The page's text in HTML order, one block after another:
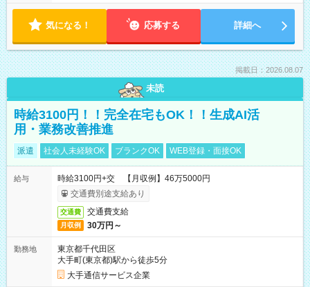
気になる！ 応募する 詳細へ
掲載日：2026.08.07
未読
時給3100円！！完全在宅もOK！！生成AI活
用・業務改善推進
派遣 社会人未経験OK ブランクOK WEB登録・面接OK
給与
時給3100円+交 【月収例】46万5000円
交通費別途支給あり
交通費 交通費支給
月収例 30万円～
勤務地
東京都千代田区
大手町(東京都)駅から徒歩5分
大手通信サービス企業